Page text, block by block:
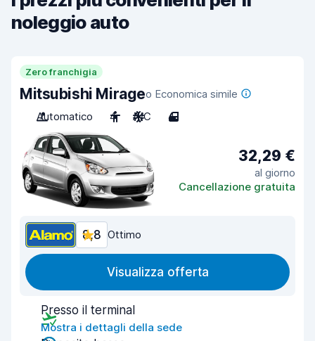
noleggio auto
Zero franchigia
Mitsubishi Mirageo Economica simile
Automatico
4 A/C 4
32,29 €
al giorno
Cancellazione gratuita
8,8 Ottimo
Visualizza offerta
Presso il terminal
Mostra i dettagli della sede